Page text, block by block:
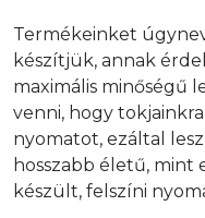
Termékeinket
készítjük, annak
maximális minőségű
venni, hogy
nyomatot, ezáltal
hosszabb életű, mint
készült, felszíni